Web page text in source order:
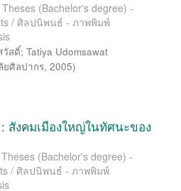
(Bachelor's degree) -
/ ศิลปนิพนธ์ - ภาพพิมพ์
วัสดิ์; Tatiya Udomsawat
ยศิลปากร, 2005)
: สังคมเมืองใหญ่ในทัศนะของ
(Bachelor's degree) -
/ ศิลปนิพนธ์ - ภาพพิมพ์